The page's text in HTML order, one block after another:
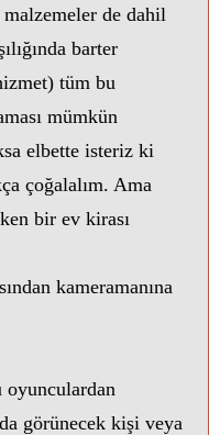
de dahil
barter
tüm bu
mümkün
elbette isteriz ki
çoğalalım. Ama
bir ev kirası
kameramanına
görünecek kişi veya